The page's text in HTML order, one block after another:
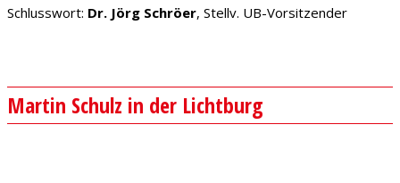
Schlusswort: Dr. Jörg Schröer, Stellv. UB-Vorsitzender
Martin Schulz in der Lichtburg